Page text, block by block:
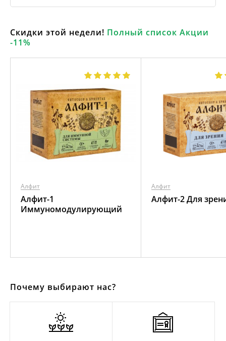
Скидки этой недели! Полный список Акции
-11%
Алфит
Алфит-1
Иммуномодулирующий
Алфит
Алфит-2 Для
Почему выбирают нас?